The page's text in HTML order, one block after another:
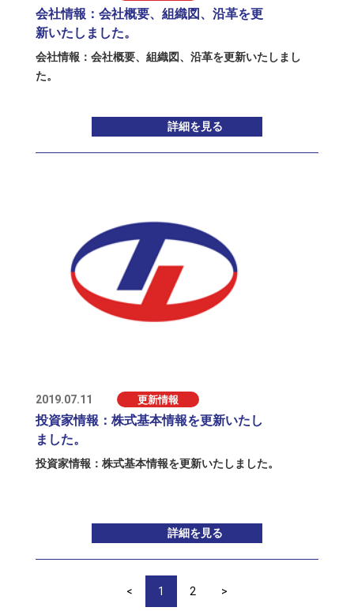
会社情報：会社概要、組織図、沿革を更
新いたしました。
会社情報： 会社概要、 組織図、 沿革を更新いたしまし
た。
詳細を見る
2019.07.11 更新情報
投資家情報：株式基本情報を更新いたし
ました。
投資家情報： 株式基本情報を更新いたしました。
詳細を見る
< 1 2 >